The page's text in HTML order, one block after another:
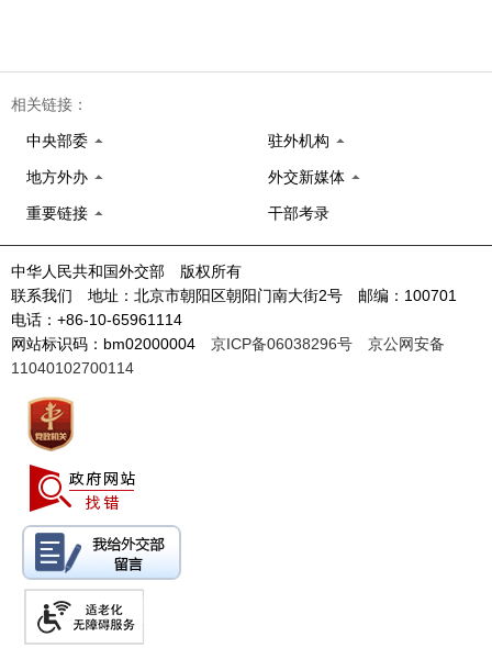
相关链接：
中央部委 驻外机构
地方外办 外交新媒体
重要链接 干部考录
中华人民共和国外交部 版权所有
联系我们 地址：北京市朝阳区朝阳门南大街2号 邮编：100701
电话：+86-10-65961114
网站标识码：bm02000004 京ICP备06038296号
京公网安备
11040102700114